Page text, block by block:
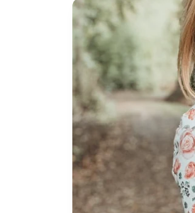
Produktinformationen
springen